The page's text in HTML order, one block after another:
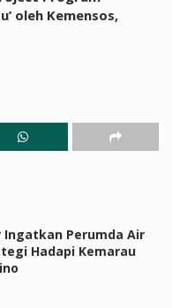
oleh Kemensos,
Perumda Air
Hadapi Kemarau